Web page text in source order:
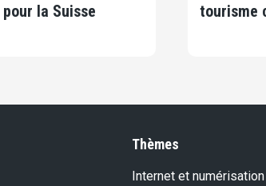
la Suisse
tourisme
Thèmes
Internet et numérisation